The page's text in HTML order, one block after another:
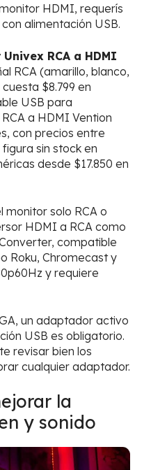
HDMI, requerís
alimentación USB.
RCA a HDMI
RCA (amarillo, blanco,
$8.799 en
USB para
a HDMI Vention
con precios entre
sin stock en
desde $17.850 en
monitor solo RCA o
HDMI a RCA como
compatible
Roku, Chromecast y
y requiere
un adaptador activo
USB es obligatorio.
revisar bien los
cualquier adaptador.
la
y sonido